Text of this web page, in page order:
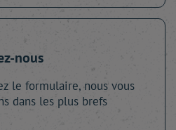
nous
le formulaire, nous vous
dans les plus brefs